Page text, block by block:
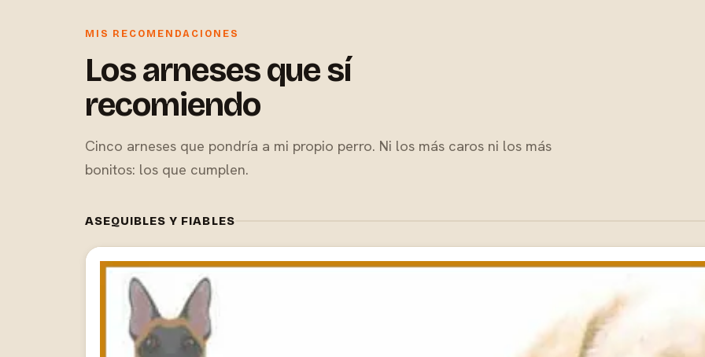
MIS RECOMENDACIONES
Los arneses que sí
recomiendo
Cinco arneses que pondría a mi propio perro. Ni los más caros ni los más
bonitos: los que cumplen.
ASEQUIBLES Y FIABLES